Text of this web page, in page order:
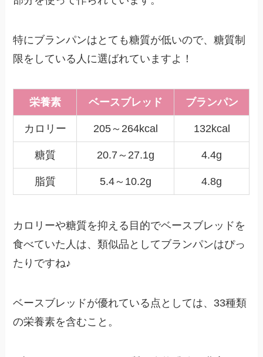
特にブランパンはとても糖質が低いので、糖質制
限をしている人に選ばれていますよ！
栄養素 ベースブレッド ブランパン
カロリー 205～264kcal 132kcal
糖質 20.7～27.1g 4.4g
脂質 5.4～10.2g 4.8g
カロリーや糖質を抑える目的でベースブレッドを
食べていた人は、類似品としてブランパンはぴっ
たりですね♪
ベースブレッドが優れている点としては、33種類
の栄養素を含むこと。